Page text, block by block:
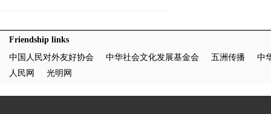
Friendship links
中国人民对外友好协会 中华社会文化发展基金会 五洲传播
中
人民网
光明网